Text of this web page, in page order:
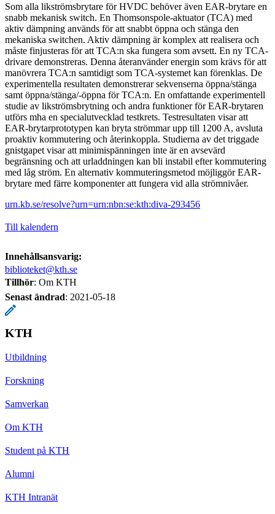
Som alla likströmsbrytare för HVDC behöver även EAR-brytare en
snabb mekanisk switch. En Thomsonspole-aktuator (TCA) med
aktiv dämpning används för att snabbt öppna och stänga den
mekaniska switchen. Aktiv dämpning är komplex att realisera och
måste finjusteras för att TCA:n ska fungera som avsett. En ny TCA-
drivare demonstreras. Denna återanvänder energin som krävs för att
manövrera TCA:n samtidigt som TCA-systemet kan förenklas. De
experimentella resultaten demonstrerar sekvenserna öppna/stänga
samt öppna/stänga/-öppna för TCA:n. En omfattande experimentell
studie av likströmsbrytning och andra funktioner för EAR-brytaren
utförs mha en specialutvecklad testkrets. Testresultaten visar att
EAR-brytarprototypen kan bryta strömmar upp till 1200 A, avsluta
proaktiv kommutering och återinkoppla. Studierna av det triggade
gnistgapet visar att minimispänningen inte är en avsevärd
begränsning och att urladdningen kan bli instabil efter kommutering
med låg ström. En alternativ kommuteringsmetod möjliggör EAR-
brytare med färre komponenter att fungera vid alla strömnivåer.
urn.kb.se/resolve?urn=urn:nbn:se:kth:diva-293456
Till kalendern
Innehållsansvarig:
biblioteket@kth.se
Tillhör: Om KTH
Senast ändrad: 2021-05-18
KTH
Utbildning
Forskning
Samverkan
Om KTH
Student på KTH
Alumni
KTH Intranät